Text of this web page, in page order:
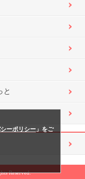
と
Reserved.
ーポリシー 」をご